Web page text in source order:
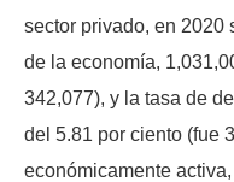
sector privado, en 2020
de la economía,
342,077), y la tasa de
del 5.81 por ciento (fue
económicamente